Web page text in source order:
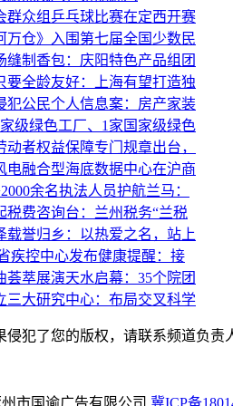
群众组乒乓球比赛在定西开赛
万仓》入围第七届全国少数民
缝制香包：庆阳特色产品组团
要全龄友好：上海有望打造独
犯公民个人信息案：房产家装
级绿色工厂、1家国家级绿色
者权益保障专门规章出台，
电融合型海底数据中心在沪商
余名执法人员护航兰马：
税费咨询台：兰州税务“兰税
载誉归乡：以热爱之名，站上
疾控中心发布健康提醒：接
荟萃展演天水启幕：35个院团
三大研究中心：布局交叉科学
犯了您的版权，请联系频道负责
市国谕广告有限公司 冀ICP备